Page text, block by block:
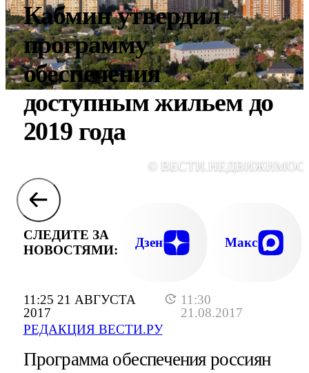
11:25 21 АВГУСТА
2017
11:30
21.08.2017
РЕДАКЦИЯ ВЕСТИ.РУ
Кабмин утвердил
программу
обеспечения
доступным жильем до
2019 года
©
СЛЕДИТЕ ЗА
НОВОСТЯМИ:
Дзен Макс
Программа обеспечения россиян